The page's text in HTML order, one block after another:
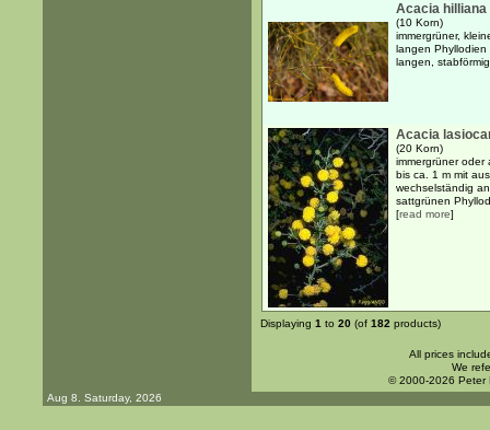
Acacia hilliana
(10 Korn)
immergrüner,
langen Phyllodien
langen,
Acacia
(20 Korn)
immergrüner oder
bis ca. 1 m mit
wechselständig
sattgrünen
[read more]
Displaying 1 to 20 (of 182 products)
All prices
We
© 2000-2026 Peter
Aug 8. Saturday, 2026